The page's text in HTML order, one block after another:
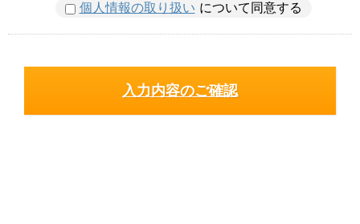
個人情報の取り扱い について同意する